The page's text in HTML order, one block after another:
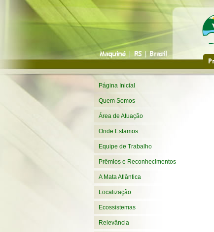
Página Inicial
Quem Somos
Área de Atuação
Onde Estamos
Equipe de Trabalho
Prêmios e Reconhecimentos
A Mata Atlântica
Localização
Ecossistemas
Relevância